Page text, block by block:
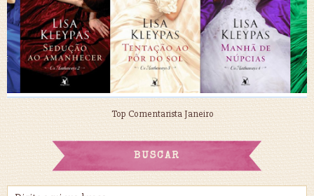
Top Comentarista Janeiro
BUSCAR